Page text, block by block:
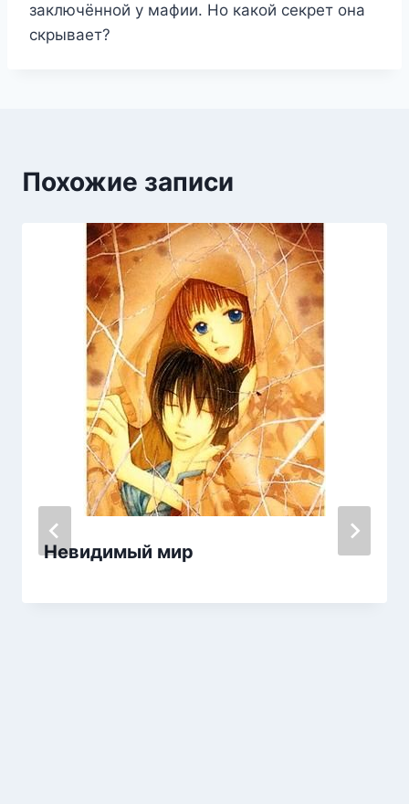
заключённой у мафии. Но какой секрет она
скрывает?
Похожие записи
Невидимый мир